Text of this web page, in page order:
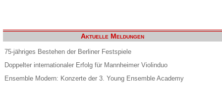
Aktuelle Meldungen
75-jähriges Bestehen der Berliner Festspiele
Doppelter internationaler Erfolg für Mannheimer Violinduo
Ensemble Modern: Konzerte der 3. Young Ensemble Academy